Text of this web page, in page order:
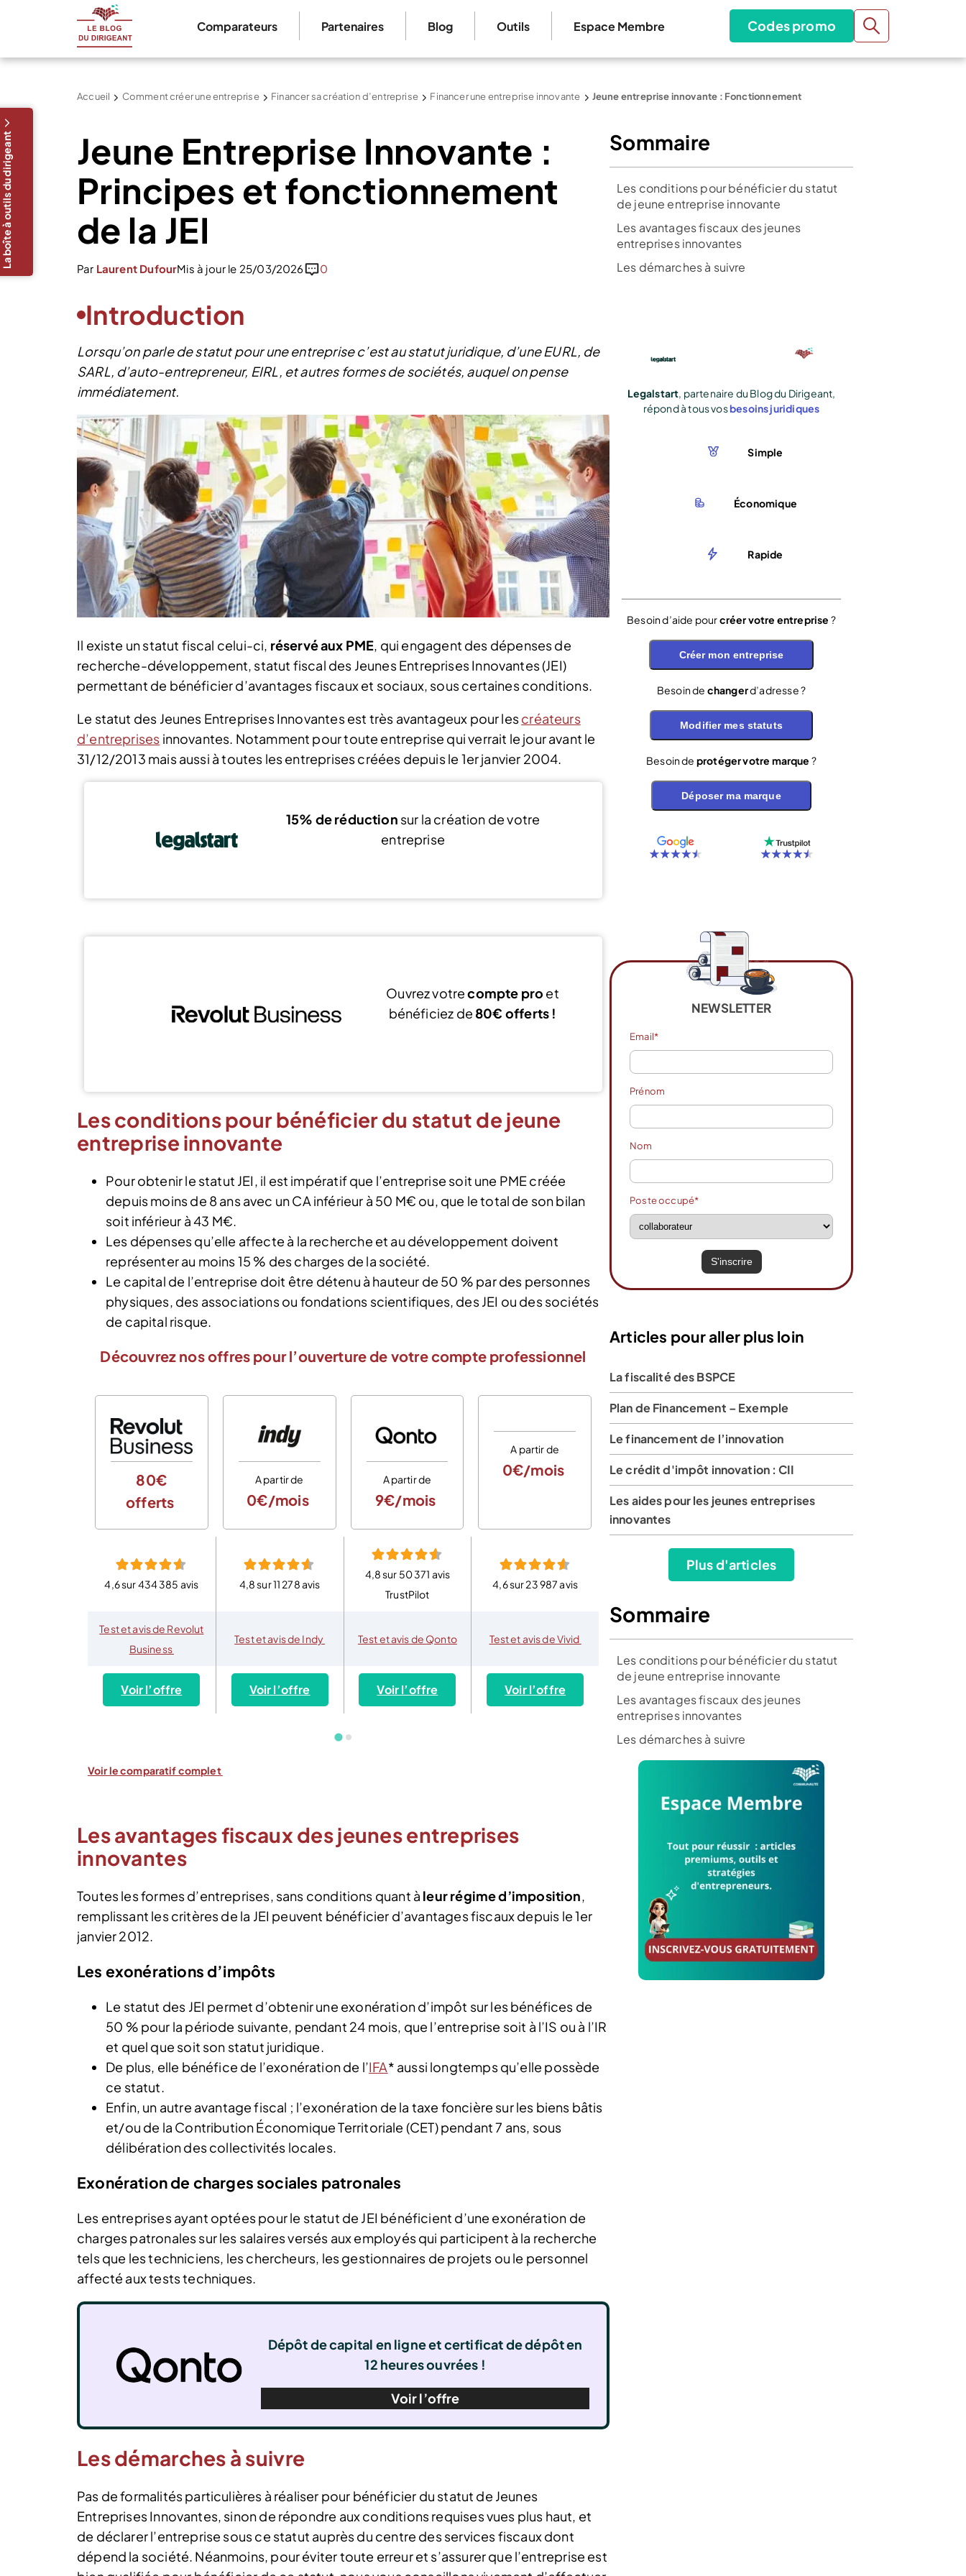
Comparateurs Partenaires Blog Outils Espace Membre Codes promo
Accueil Comment créer une entreprise Financer sa création d’entreprise Financer une entreprise innovante Jeune entreprise innovante : Fonctionnement
Jeune Entreprise Innovante :
Principes et fonctionnement
de la JEI
Par Laurent DufourMis à jour le 25/03/2026 0
Introduction
Lorsqu’on parle de statut pour une entreprise c’est au statut juridique, d’une EURL, de
SARL, d’auto-entrepreneur, EIRL, et autres formes de sociétés, auquel on pense
immédiatement.
La boîte à outils du dirigeant
Il existe un statut fiscal celui-ci, réservé aux PME, qui engagent des dépenses de
recherche-développement, statut fiscal des Jeunes Entreprises Innovantes (JEI)
permettant de bénéficier d’avantages fiscaux et sociaux, sous certaines conditions.
Le statut des Jeunes Entreprises Innovantes est très avantageux pour lescréateurs
d’entreprises innovantes. Notamment pour toute entreprise qui verrait le jour avant le
31/12/2013 mais aussi à toutes les entreprises créées depuis le 1er janvier 2004.
15% de réduction sur la création de votre
entreprise
Ouvrez votrecompte pro et
bénéficiez de 80€ offerts !
Les conditions pour bénéficier du statut de jeune
entreprise innovante
Pour obtenir le statut JEI, il est impératif que l’entreprise soit une PME créée
depuis moins de 8 ans avec un CA inférieur à 50 M€ ou, que le total de son bilan
soit inférieur à 43 M€.
Les dépenses qu’elle affecte à la recherche et au développement doivent
représenter au moins 15 % des charges de la société.
Le capital de l’entreprise doit être détenu à hauteur de 50 % par des personnes
physiques, des associations ou fondations scientifiques, des JEI ou des sociétés
de capital risque.
Découvrez nos offres pour l’ouverture de votre compte professionnel
80€
offerts
4,6 sur 434 385 avis
Test et avis de Revolut
Business
Voir l’offre
A partir de
0€/mois
4,8 sur 11 278 avis
Test et avis de Indy
Voir l’offre
A partir de
9€/mois
4,8 sur 50 371 avis
TrustPilot
Test et avis de Qonto
Voir l’offre
A partir de
0€/mois
4,6 sur 23 987 avis
Test et avis de Vivid
Voir l’offre
A partir de
0€/mois
4,6 sur 3385 avis
Test et avis de Shine
A partir de
0€/mois
4,8 sur 10 182 avis
Test et avis de Finom
Voir le comparatif complet
Les avantages fiscaux des jeunes entreprises
innovantes
Toutes les formes d’entreprises, sans conditions quant à leur régime d’imposition,
remplissant les critères de la JEI peuvent bénéficier d’avantages fiscaux depuis le 1er
janvier 2012.
Les exonérations d’impôts
Le statut des JEI permet d’obtenir une exonération d’impôt sur les bénéfices de
50 % pour la période suivante, pendant 24 mois, que l’entreprise soit à l’IS ou à l’IR
et quel que soit son statut juridique.
De plus, elle bénéfice de l’exonération de l’IFA* aussi longtemps qu’elle possède
ce statut.
Enfin, un autre avantage fiscal ; l’exonération de la taxe foncière sur les biens bâtis
et/ou de la Contribution Économique Territoriale (CET) pendant 7 ans, sous
délibération des collectivités locales.
Exonération de charges sociales patronales
Les entreprises ayant optées pour le statut de JEI bénéficient d’une exonération de
charges patronales sur les salaires versés aux employés qui participent à la recherche
tels que les techniciens, les chercheurs, les gestionnaires de projets ou le personnel
affecté aux tests techniques.
Dépôt de capital en ligne et certificat de dépôt en
12 heures ouvrées !
Voir l’offre
Les démarches à suivre
Pas de formalités particulières à réaliser pour bénéficier du statut de Jeunes
Entreprises Innovantes, sinon de répondre aux conditions requises vues plus haut, et
de déclarer l’entreprise sous ce statut auprès du centre des services fiscaux dont
dépend la société. Néanmoins, pour éviter toute erreur et s’assurer que l’entreprise est
Sommaire
Les conditions pour bénéficier du statut
de jeune entreprise innovante
Les avantages fiscaux des jeunes
entreprises innovantes
Les démarches à suivre
Legalstart, partenaire du Blog du Dirigeant,
répond à tous vosbesoins juridiques
Simple
Économique
Rapide
Besoin d’aide pourcréer votre entreprise ?
Créer mon entreprise
Besoin de changerd’adresse ?
Modifier mes statuts
Besoin de protéger votre marque ?
Déposer ma marque
NEWSLETTER
Email*
Prénom
Nom
Poste occupé*
Articles pour aller plus loin
La fiscalité des BSPCE
Plan de Financement – Exemple
Le financement de l’innovation
Le crédit d'impôt innovation : CII
Les aides pour les jeunes entreprises
innovantes
Plus d'articles
Sommaire
Les conditions pour bénéficier du statut
de jeune entreprise innovante
Les avantages fiscaux des jeunes
entreprises innovantes
Les démarches à suivre